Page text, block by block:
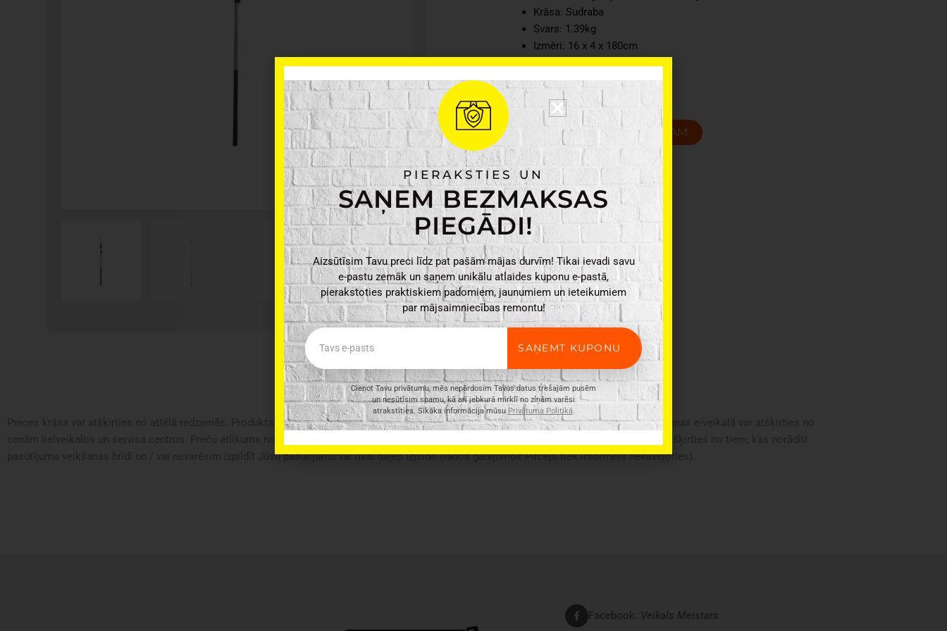
Krāsa: Sudraba
Svars: 1.39kg
Izmēri: 16 x 4 x 180cm
Tarmo
Zaru
zāģis
ar
teleskopisko
kātu
daudzums
PIEVIENOT GROZAM
Preces krāsa var atšķirties no attēlā redzamās. Produkta apraksts ir vispārīgs, tajā ne vienmēr ir minētas visas produkta īpašības. Produktu cenas e-veikalā var atšķirties no
pasūtījuma veikšanas brīdī un / vai nevarēsim izpildīt Jūsu pasūtījumu vai tikai daļēji izpildīt (tādos gadījumos Pircējs tiek informēts nekavējoties).
Facebook: Veikals Meistars
PIERAKSTIES UN
SAŅEM BEZMAKSAS
PIEGĀDI!
Aizsūtīsim Tavu preci līdz pat pašām mājas durvīm! Tikai ievadi savu
e-pastu zemāk un saņem unikālu atlaides kuponu e-pastā,
pierakstoties praktiskiem padomiem, jaunumiem un ieteikumiem
par mājsaimniecības remontu!
Email
SAŅEMT KUPONU
Cienot Tavu privātumu, mēs nepārdosim Tavus datus trešajām pusēm
un nesūtīsim spamu, kā arī jebkurā mirklī no ziņām varēsi
atrakstīties. Sīkāka informācija mūsuPrivātuma Politikā.